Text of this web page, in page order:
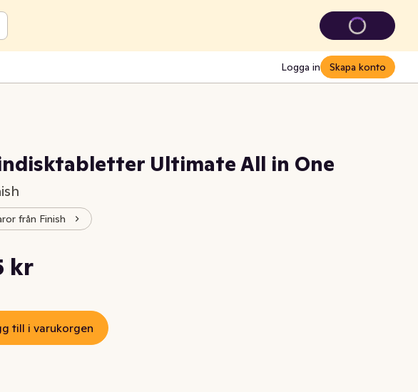
Logga in Skapa konto
Ultimate All in One
från Finish
är: 79,95 kr
kr
kr /st
till i varukorgen